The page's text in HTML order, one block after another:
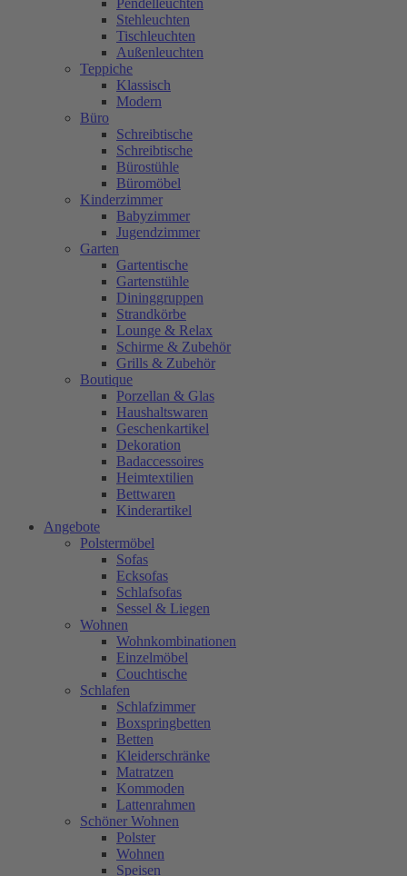
Stehleuchten
Tischleuchten
Außenleuchten
Teppiche
Klassisch
Modern
Büro
Schreibtische
Schreibtische
Bürostühle
Büromöbel
Kinderzimmer
Babyzimmer
Jugendzimmer
Garten
Gartentische
Gartenstühle
Dininggruppen
Strandkörbe
Lounge & Relax
Schirme & Zubehör
Grills & Zubehör
Boutique
Porzellan & Glas
Haushaltswaren
Geschenkartikel
Dekoration
Badaccessoires
Heimtextilien
Bettwaren
Kinderartikel
Angebote
Polstermöbel
Sofas
Ecksofas
Schlafsofas
Sessel & Liegen
Wohnen
Wohnkombinationen
Einzelmöbel
Couchtische
Schlafen
Schlafzimmer
Boxspringbetten
Betten
Kleiderschränke
Matratzen
Kommoden
Lattenrahmen
Schöner Wohnen
Polster
Wohnen
Speisen